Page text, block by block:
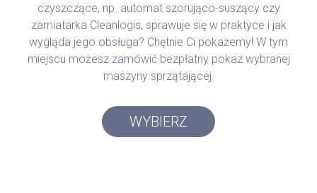
czyszczące, np. automat szorująco-suszący czy
zamiatarka Cleanlogis, sprawuje się w praktyce i jak
wygląda jego obsługa? Chętnie Ci pokażemy! W tym
miejscu możesz zamówić bezpłatny pokaz wybranej
maszyny sprzątającej.
WYBIERZ